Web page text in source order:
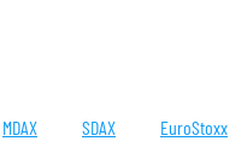
MDAX SDAX EuroStoxx